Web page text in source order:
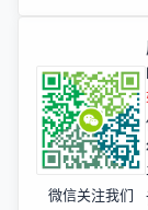
微信关注我们